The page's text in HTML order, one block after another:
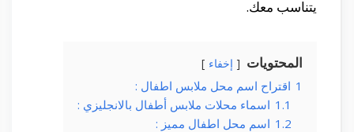
يتناسب معك.
المحتويات إخفاء
1 اقتراح اسم محل ملابس اطفال :
1.1 اسماء محلات ملابس أطفال بالانجليزي :
1.2 اسم محل اطفال مميز :